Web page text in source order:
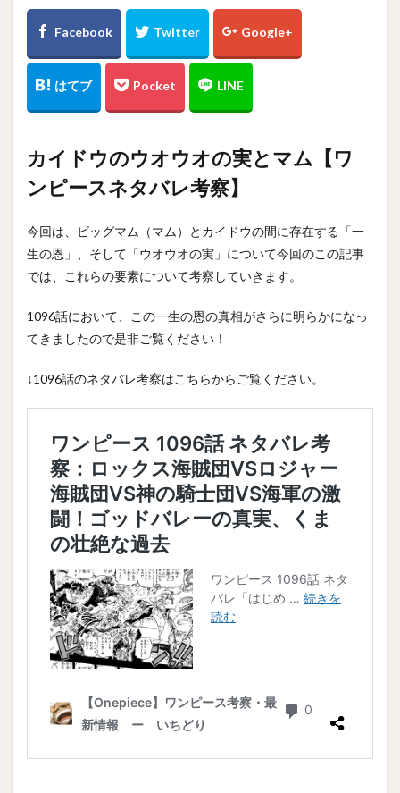
カイドウのウオウオの実とマム【ワ
ンピースネタバレ考察】
今回は、ビッグマム（マム）とカイドウの間に存在する「一
生の恩」、そして「ウオウオの実」について今回のこの記事
では、これらの要素について考察していきます。
1096話において、この一生の恩の真相がさらに明らかになっ
てきましたので是非ご覧ください！
↓1096話のネタバレ考察はこちらからご覧ください。